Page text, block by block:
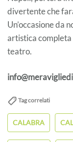
divertente che
Un’occasione da
artistica
teatro.
Tag correlati
CALABRA